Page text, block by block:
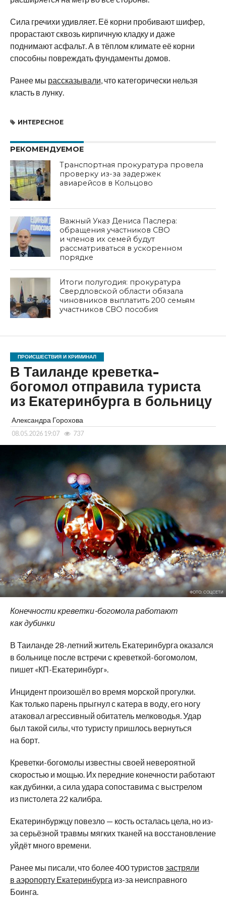
Сила гречихи удивляет. Её корни пробивают шифер,
прорастают сквозь кирпичную кладку и даже
поднимают асфальт. А в тёплом климате её корни
способны повреждать фундаменты домов.
Ранее мы рассказывали , что категорически нельзя
класть в лунку.
ИНТЕРЕСНОЕ
РЕКОМЕНДУЕМОЕ
Транспортная прокуратура провела
проверку из-за задержек
авиарейсов в Кольцово
Важный Указ Дениса Паслера:
обращения участников СВО
и членов их семей будут
рассматриваться в ускоренном
порядке
Итоги полугодия: прокуратура
Свердловской области обязала
чиновников выплатить 200 семьям
участников СВО пособия
ПРОИСШЕСТВИЯ И КРИМИНАЛ
В Таиланде креветка-
богомол отправила туриста
из Екатеринбурга в больницу
Александра Горохова
08.05.2026 19:07 737
ФОТО: СОЦСЕТИ
Конечности креветки-богомола работают
как дубинки
В Таиланде 28-летний житель Екатеринбурга оказался
в больнице после встречи с креветкой-богомолом,
пишет «КП-Екатеринбург».
Инцидент произошёл во время морской прогулки.
Как только парень прыгнул с катера в воду, его ногу
атаковал агрессивный обитатель мелководья. Удар
был такой силы, что туристу пришлось вернуться
на борт.
Креветки-богомолы известны своей невероятной
скоростью и мощью. Их передние конечности работают
как дубинки, а сила удара сопоставима с выстрелом
из пистолета 22 калибра.
Екатеринбуржцу повезло — кость осталась цела, но из-
за серьёзной травмы мягких тканей на восстановление
уйдёт много времени.
Ранее мы писали, что более 400 туристов застряли
в аэропорту Екатеринбурга из-за неисправного
Боинга.